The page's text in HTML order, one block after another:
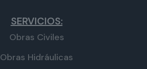
SERVICIOS:
Obras Civiles
Obras Hidráulicas